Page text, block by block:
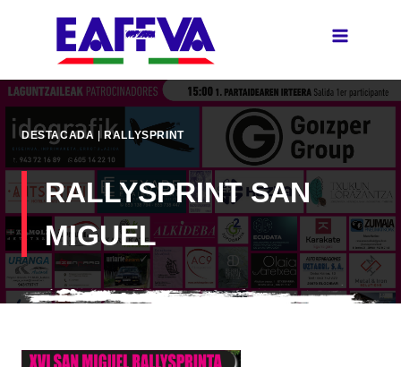
contenido
DESTACADA |RALLYSPRINT
RALLYSPRINT SAN
MIGUEL